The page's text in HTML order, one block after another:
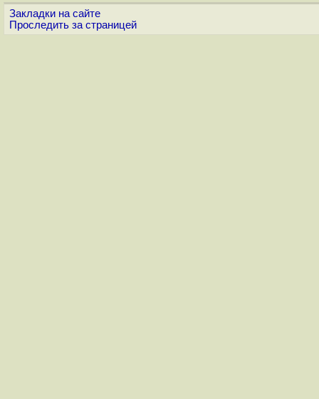
Закладки на сайте
Проследить за страницей